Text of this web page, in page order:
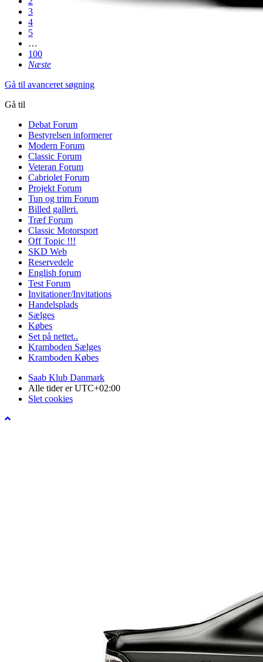
3
4
5
…
100
Næste
Gå til avanceret søgning
Gå til
Debat Forum
Bestyrelsen informerer
Modern Forum
Classic Forum
Veteran Forum
Cabriolet Forum
Projekt Forum
Tun og trim Forum
Billed galleri.
Træf Forum
Classic Motorsport
Off Topic !!!
SKD Web
Reservedele
English forum
Test Forum
Invitationer/Invitations
Handelsplads
Sælges
Købes
Set på nettet..
Kramboden Sælges
Kramboden Købes
Saab Klub Danmark
Alle tider erUTC+02:00
Slet cookies